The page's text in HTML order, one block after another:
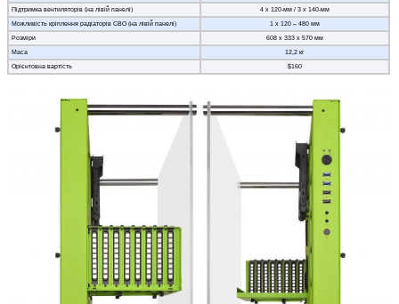
Підтримка вентиляторів (на лівій панелі)
4 х 120-мм / 3 х 140-мм
Можливість кріплення радіаторів СВО (на лівій панелі)
1 х 120 – 480 мм
Розміри
608 x 333 x 570 мм
Маса
12,2 кг
Орієнтовна вартість
$160